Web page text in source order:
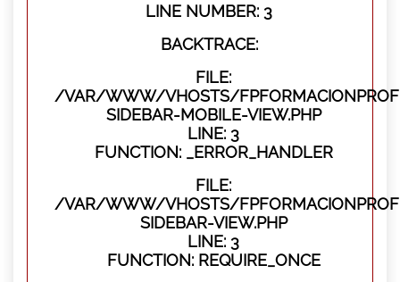
LINE NUMBER: 3
BACKTRACE:
FILE:
/VAR/WWW/VHOSTS/
SIDEBAR-MOBILE-VIEW.PHP
LINE: 3
FUNCTION: _ERROR_HANDLER
FILE:
/VAR/WWW/VHOSTS/
SIDEBAR-VIEW.PHP
LINE: 3
FUNCTION: REQUIRE_ONCE